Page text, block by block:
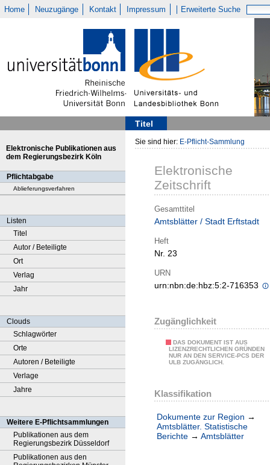
Home Neuzugänge Kontakt Impressum Erweiterte Suche
Titel
Elektronische Publikationen aus
dem Regierungsbezirk Köln
Pflichtabgabe
Ablieferungsverfahren
Listen
Titel
Autor / Beteiligte
Ort
Verlag
Jahr
Clouds
Schlagwörter
Orte
Autoren / Beteiligte
Verlage
Jahre
Weitere E-Pflichtsammlungen
Publikationen aus dem
Regierungsbezirk Düsseldorf
Publikationen aus den
Sie sind hier: E-Pflicht-Sammlung
Elektronische
Zeitschrift
Gesamttitel
Amtsblätter / Stadt Erftstadt
Heft
Nr. 23
URN
urn:nbn:de:hbz:5:2-716353
Zugänglichkeit
DAS DOKUMENT IST AUS
LIZENZRECHTLICHEN GRÜNDEN
NUR AN DEN SERVICE-PCS DER
ULB ZUGÄNGLICH.
Klassifikation
Dokumente zur Region →
Amtsblätter. Statistische
Berichte → Amtsblätter